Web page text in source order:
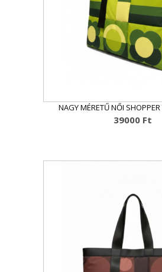
NAGY MÉRETŰ NŐI
39000 Ft